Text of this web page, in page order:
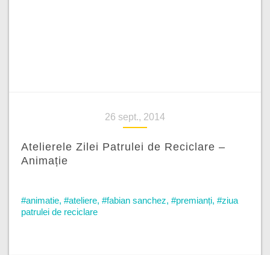
26 sept., 2014
Atelierele Zilei Patrulei de Reciclare –
Animație
#animatie, #ateliere, #fabian sanchez, #premianți, #ziua
patrulei de reciclare